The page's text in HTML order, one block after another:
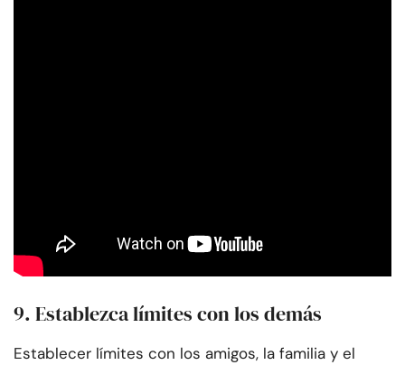
9. Establezca límites con los demás
Establecer límites con los amigos, la familia y el